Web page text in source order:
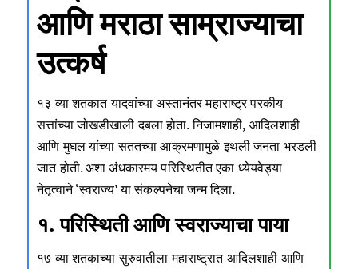
आणि मराठा साम्राज्याचा
उत्कर्ष
१३ व्या शतकात यादवांच्या अस्तानंतर महाराष्ट्र परकीय
सत्तांच्या जोखडीखाली दबला होता. निजामशाही, आदिलशाही
आणि मुघल यांच्या सततच्या आक्रमणामुळे इथली जनता भरडली
जात होती. अशा अंधकारमय परिस्थितीत एका ध्येयवेड्या
नेतृत्वाने ‘स्वराज्य’ या संकल्पनेचा जन्म दिला.
१. परिस्थिती आणि स्वराज्याचा पाया
१७ व्या शतकाच्या सुरुवातीला महाराष्ट्रात आदिलशाही आणि